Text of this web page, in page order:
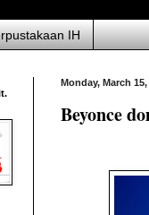
IH
Monday, March 15,
Beyonce